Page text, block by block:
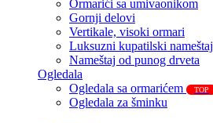
Ormarići sa umivaonikom
Gornji delovi
Vertikale, visoki ormari
Luksuzni kupatilski nameštaj
Nameštaj od punog drveta
Ogledala
Ogledala sa ormarićem
TOP
Ogledala za šminku